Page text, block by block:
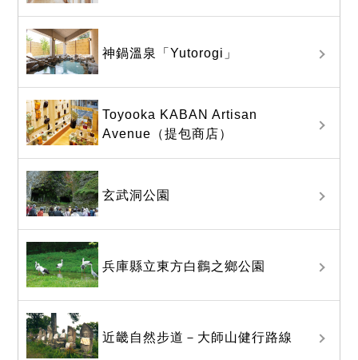
神鍋溫泉「Yutorogi」
Toyooka KABAN Artisan
Avenue（提包商店）
玄武洞公園
兵庫縣立東方白鸛之鄉公園
近畿自然步道－大師山健行路線